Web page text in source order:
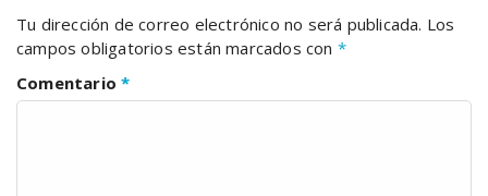
Tu dirección de correo electrónico no será publicada. Los
campos obligatorios están marcados con *
Comentario*